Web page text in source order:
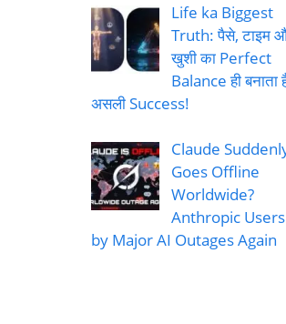
Life ka Biggest
Truth: पैसे, टाइम
खुशी का Perfect
Balance ही बनाता
असली Success!
Claude
Goes Offline
Worldwide?
Anthropic
by Major AI Outages Again